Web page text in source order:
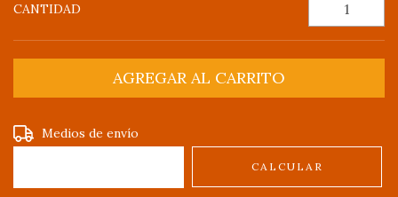
CANTIDAD
Entregas para el CP:
Medios de envío
CALCULAR